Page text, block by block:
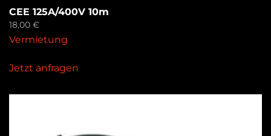
CEE 125A/400V 10m
18,00 €
Vermietung
Jetzt anfragen